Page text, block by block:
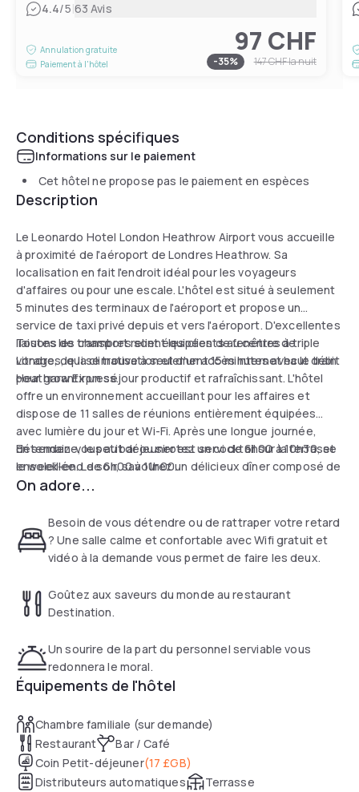
4.4/5|63 Avis
Annulation gratuite
Paiement à l'hôtel
97 CHF
-35% 147 CHFla nuit
Conditions spécifiques
Informations sur le paiement
Cet hôtel ne propose pas le paiement en espèces
Description
Le Leonardo Hotel London Heathrow Airport vous accueille
à proximité de l'aéroport de Londres Heathrow. Sa
localisation en fait l'endroit idéal pour les voyageurs
d'affaires ou pour une escale. L'hôtel est situé à seulement
5 minutes des terminaux de l'aéroport et propose un
service de taxi privé depuis et vers l'aéroport. D'excellentes
liaisons de transport relient les clients au centre de
Londres, qui se trouve à seulement 15 minutes avec le train
Heathrow Express.
Toutes les chambres sont équipées de fenêtres à triple
vitrage, de la climatisation et d'un accès Internet haut débit
pour garantir un séjour productif et rafraîchissant. L'hôtel
offre un environnement accueillant pour les affaires et
dispose de 11 salles de réunions entièrement équipées
avec lumière du jour et Wi-Fi. Après une longue journée,
détendez-vous au bar ou sirotez un cocktail sur la terrasse
ensoleillée. Le soir, savourez un délicieux dîner composé de
plats britanniques modernes dans le restaurant. Les
d'entraînement dans la salle de sport.
En semaine, le petit déjeuner est servi de 6h00 à 10h30, et
le week-end de 6h00 à 11h00.
On adore...
Besoin de vous détendre ou de rattraper votre retard
? Une salle calme et confortable avec Wifi gratuit et
vidéo à la demande vous permet de faire les deux.
Goûtez aux saveurs du monde au restaurant
Destination.
Un sourire de la part du personnel serviable vous
redonnera le moral.
Équipements de l'hôtel
Chambre familiale (sur demande)
Restaurant
Bar / Café
Coin Petit-déjeuner(17 £GB)
Distributeurs automatiques
Terrasse